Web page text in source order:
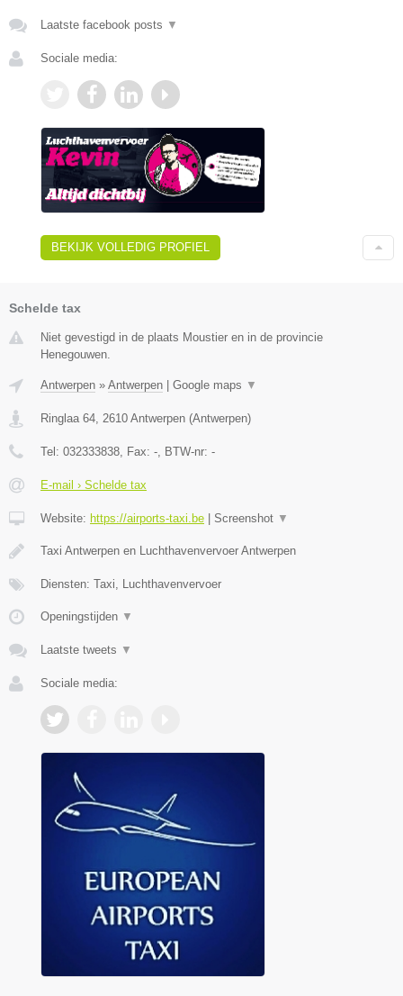
Laatste facebook posts ▼
Sociale media:
BEKIJK VOLLEDIG PROFIEL
Schelde tax
Niet gevestigd in de plaats Moustier en in de provincie
Henegouwen.
Antwerpen » Antwerpen Google maps ▼
Ringlaa 64, 2610 Antwerpen (Antwerpen)
Tel: 032333838, Fax: -, BTW-nr: -
E-mail › Schelde tax
Website: https://airports-taxi.be Screenshot ▼
Taxi Antwerpen en Luchthavenvervoer Antwerpen
Diensten: Taxi, Luchthavenvervoer
Openingstijden ▼
Laatste tweets ▼
Sociale media: